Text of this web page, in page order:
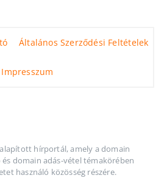
Általános Szerződési Feltételek
Impresszum
hírportál, amely a domain
domain adás-vétel témakörében
használó közösség részére.